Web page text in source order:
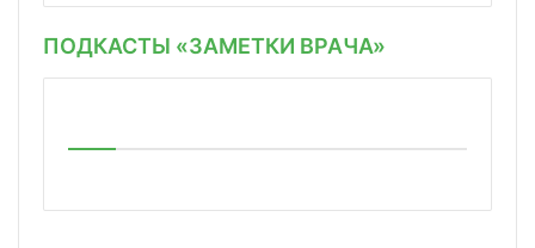
ПОДКАСТЫ «ЗАМЕТКИ ВРАЧА»